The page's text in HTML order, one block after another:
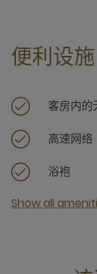
便利设施
客房内的
高速网络
浴袍
Show all